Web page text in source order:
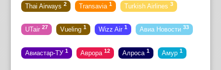
Thai Airways 2 Transavia 1 Turkish Airlines 3
UTair 27 Vueling 1 Wizz Air 1 Авиа Новости 33
Авиастар-ТУ 1 Аврора 12 Алроса 1 Амур 1